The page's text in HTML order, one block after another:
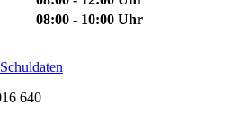
08:00 - 10:00 Uhr
Schuldaten